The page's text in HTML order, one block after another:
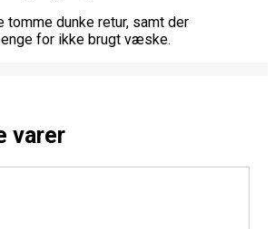
tomme dunke retur, samt der
for ikke brugt væske.
varer